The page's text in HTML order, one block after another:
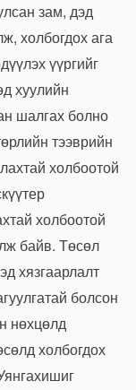
зам, дэд
холбогдох ага
үүргийг
хуулийн
шалгах болно
тээврийн
холбоотой
холбоотой
байв. Төсөл
хязгаарлалт
болсон
нөхцөлд
холбогдох